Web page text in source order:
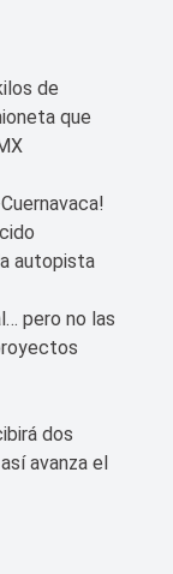
de
que
autopista
pero no las
dos
avanza el